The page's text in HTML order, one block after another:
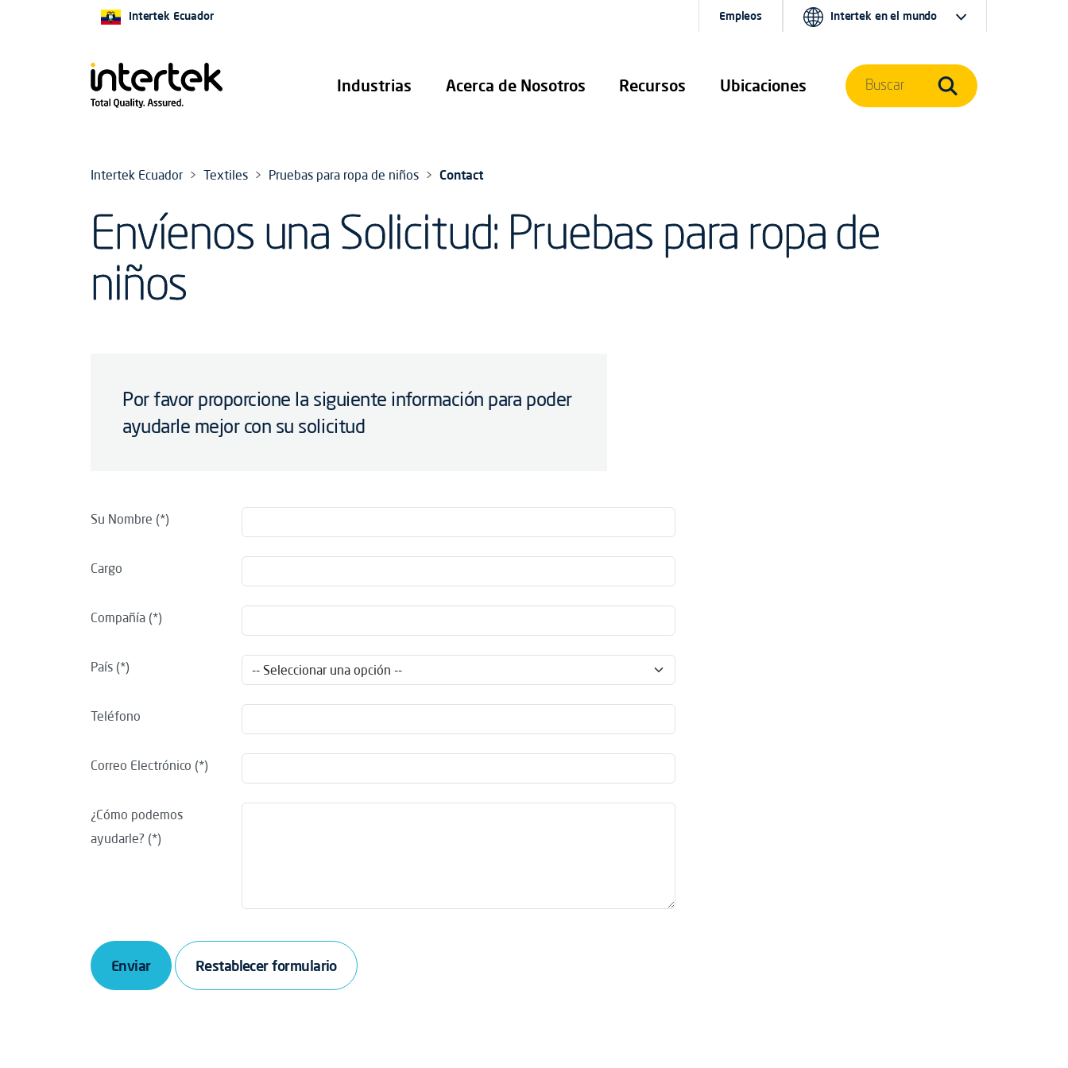
Industrias Acerca de Nosotros Recursos Ubicaciones
Intertek Ecuador Empleos Intertek en el mundo
Buscar
Intertek Ecuador Textiles Pruebas para ropa de niños Contact
Envíenos una Solicitud: Pruebas para ropa de
niños
Por favor proporcione la siguiente información para poder
ayudarle mejor con su solicitud
Su Nombre
Cargo
Compañía
País
Teléfono
Correo Electrónico
¿Cómo podemos
ayudarle?
Enviar